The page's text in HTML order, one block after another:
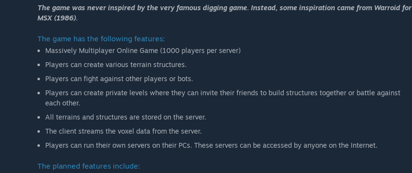
The game was never inspired by the very famous digging game. Instead, some inspiration came from Warroid for
MSX (1986).
The game has the following features:
Massively Multiplayer Online Game (1000 players per server)
Players can create various terrain structures.
Players can fight against other players or bots.
Players can create private levels where they can invite their friends to build structures together or battle against
each other.
All terrains and structures are stored on the server.
The client streams the voxel data from the server.
Players can run their own servers on their PCs. These servers can be accessed by anyone on the Internet.
The planned features include: